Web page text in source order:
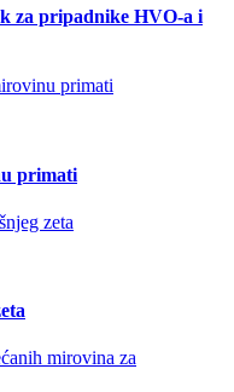
za pripadnike HVO-a i
primati